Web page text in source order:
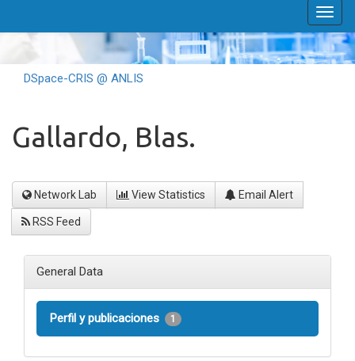
DSpace-CRIS @ ANLIS
Gallardo, Blas.
Network Lab View Statistics Email Alert
RSS Feed
General Data
Perfil y publicaciones 1